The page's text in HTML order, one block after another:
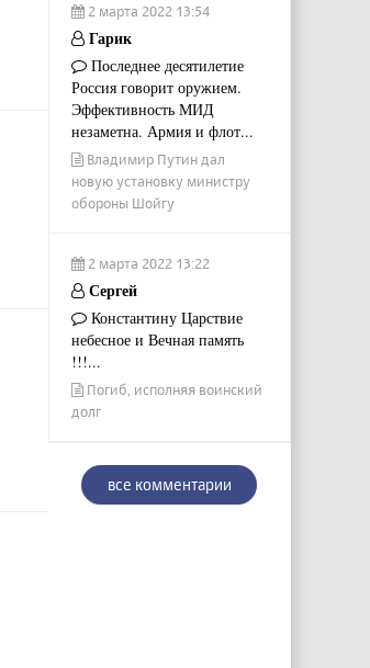
2 марта 2022 13:54
Гарик
Последнее десятилетие
Россия говорит оружием.
Эффективность МИД
незаметна. Армия и флот...
Владимир Путин дал
новую установку министру
обороны Шойгу
2 марта 2022 13:22
Сергей
Константину Царствие
небесное и Вечная память
!!!...
Погиб, исполняя воинский
долг
все комментарии